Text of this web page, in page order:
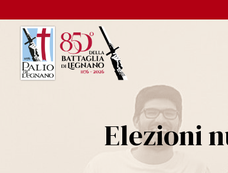
Elezioni